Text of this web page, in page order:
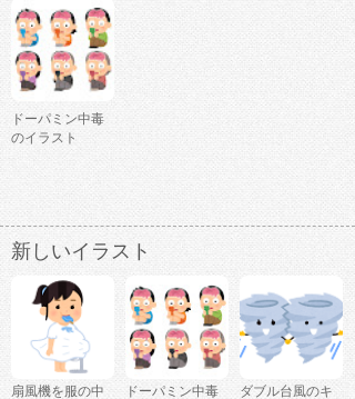
ドーパミン中毒
のイラスト
新しいイラスト
扇風機を服の中 ドーパミン中毒 ダブル台風のキ